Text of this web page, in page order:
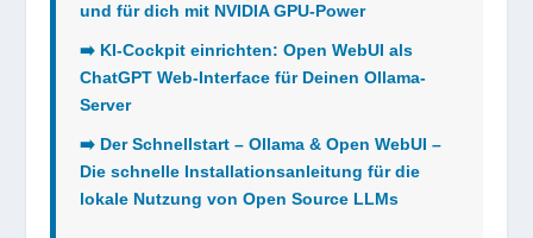
und für dich mit NVIDIA GPU-Power
➡️ KI-Cockpit einrichten: Open WebUI als
ChatGPT Web-Interface für Deinen Ollama-
Server
➡️ Der Schnellstart – Ollama & Open WebUI –
Die schnelle Installationsanleitung für die
lokale Nutzung von Open Source LLMs